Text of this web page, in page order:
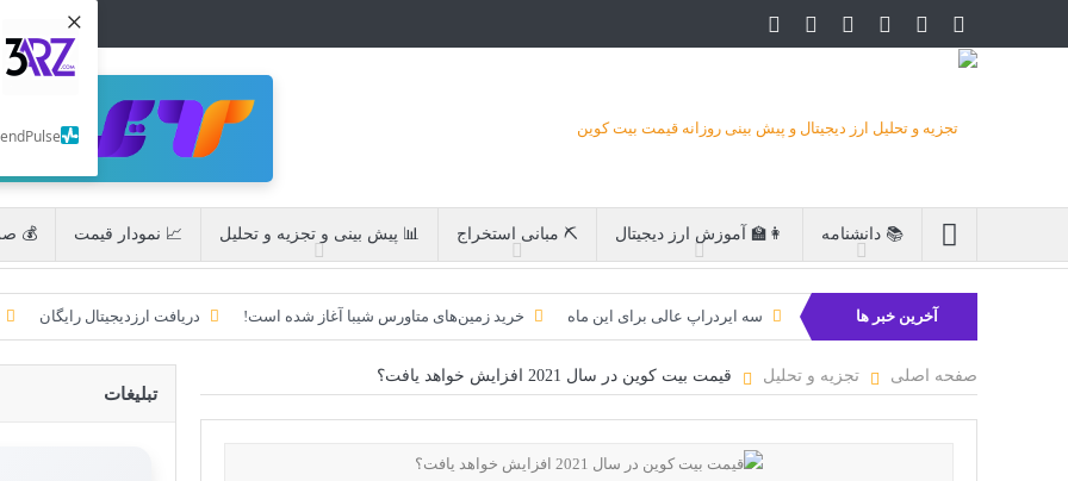
×
📚 دانشنامه 👩‍🏫 آموزش ارز دیجیتال ⛏ مبانی استخراج 📊 پیش بینی و تجزیه و تحلیل 📈 نمودار قیمت 💰
آخرین خبر ها دریافت ارزدیجیتال رایگان خرید زمین‌های متاورس شیبا آغاز شده است! سه ایردراپ عالی برای این ماه
CoinEx سریع ترین برند درحال رشد در خدمات مالی! تحریم ایران توسط استخر پولین!
ایردراپ رمزارز Morpher (MPH)
صفحه اصلی تجزیه و تحلیل قیمت بیت کوین در سال 2021 افزایش خواهد یافت؟
تبلیغات